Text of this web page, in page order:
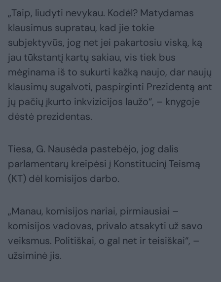
„Taip, liudyti nevykau. Kodėl? Matydamas
klausimus supratau, kad jie tokie
subjektyvūs, jog net jei pakartosiu viską, ką
jau tūkstantį kartų sakiau, vis tiek bus
mėginama iš to sukurti kažką naujo, dar naujų
klausimų sugalvoti, paspirginti Prezidentą ant
jų pačių įkurto inkvizicijos laužo“, – knygoje
dėstė prezidentas.
Tiesa, G. Nausėda pastebėjo, jog dalis
parlamentarų kreipėsi į Konstitucinį Teismą
(KT) dėl komisijos darbo.
„Manau, komisijos nariai, pirmiausiai –
komisijos vadovas, privalo atsakyti už savo
veiksmus. Politiškai, o gal net ir teisiškai“, –
užsiminė jis.